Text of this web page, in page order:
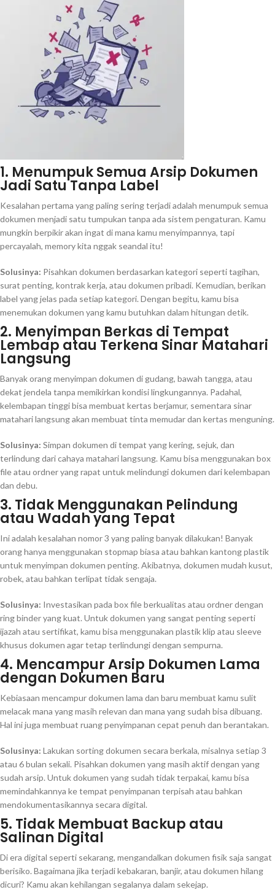
1. Menumpuk Semua Arsip Dokumen
Jadi Satu Tanpa Label
Kesalahan pertama yang paling sering terjadi adalah menumpuk semua
dokumen menjadi satu tumpukan tanpa ada sistem pengaturan. Kamu
mungkin berpikir akan ingat di mana kamu menyimpannya, tapi
percayalah, memory kita nggak seandal itu!
Solusinya: Pisahkan dokumen berdasarkan kategori seperti tagihan,
surat penting, kontrak kerja, atau dokumen pribadi. Kemudian, berikan
label yang jelas pada setiap kategori. Dengan begitu, kamu bisa
menemukan dokumen yang kamu butuhkan dalam hitungan detik.
2. Menyimpan Berkas di Tempat
Lembap atau Terkena Sinar Matahari
Langsung
Banyak orang menyimpan dokumen di gudang, bawah tangga, atau
dekat jendela tanpa memikirkan kondisi lingkungannya. Padahal,
kelembapan tinggi bisa membuat kertas berjamur, sementara sinar
matahari langsung akan membuat tinta memudar dan kertas menguning.
Solusinya: Simpan dokumen di tempat yang kering, sejuk, dan
terlindung dari cahaya matahari langsung. Kamu bisa menggunakan box
file atau ordner yang rapat untuk melindungi dokumen dari kelembapan
dan debu.
3. Tidak Menggunakan Pelindung
atau Wadah yang Tepat
Ini adalah kesalahan nomor 3 yang paling banyak dilakukan! Banyak
orang hanya menggunakan stopmap biasa atau bahkan kantong plastik
untuk menyimpan dokumen penting. Akibatnya, dokumen mudah kusut,
robek, atau bahkan terlipat tidak sengaja.
Solusinya: Investasikan pada box file berkualitas atau ordner dengan
ring binder yang kuat. Untuk dokumen yang sangat penting seperti
ijazah atau sertifikat, kamu bisa menggunakan plastik klip atau sleeve
khusus dokumen agar tetap terlindungi dengan sempurna.
4. Mencampur Arsip Dokumen Lama
dengan Dokumen Baru
Kebiasaan mencampur dokumen lama dan baru membuat kamu sulit
melacak mana yang masih relevan dan mana yang sudah bisa dibuang.
Hal ini juga membuat ruang penyimpanan cepat penuh dan berantakan.
Solusinya: Lakukan sorting dokumen secara berkala, misalnya setiap 3
atau 6 bulan sekali. Pisahkan dokumen yang masih aktif dengan yang
sudah arsip. Untuk dokumen yang sudah tidak terpakai, kamu bisa
memindahkannya ke tempat penyimpanan terpisah atau bahkan
mendokumentasikannya secara digital.
5. Tidak Membuat Backup atau
Salinan Digital
Di era digital seperti sekarang, mengandalkan dokumen fisik saja sangat
berisiko. Bagaimana jika terjadi kebakaran, banjir, atau dokumen hilang
dicuri? Kamu akan kehilangan segalanya dalam sekejap.